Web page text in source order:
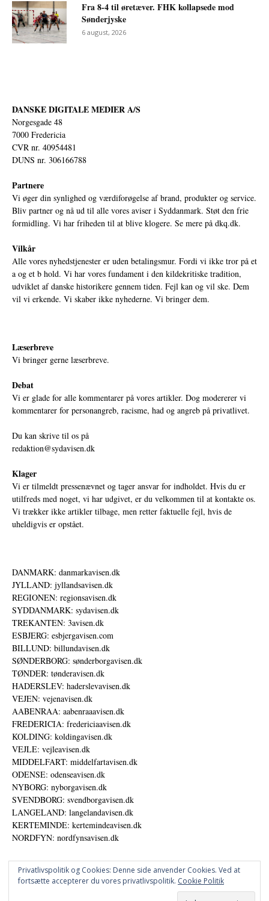
Fra 8-4 til øretæver. FHK kollapsede mod
Sønderjyske
6 august, 2026
DANSKE DIGITALE MEDIER A/S
Norgesgade 48
7000 Fredericia
CVR nr. 40954481
DUNS nr. 306166788
Partnere
Vi øger din synlighed og værdiforøgelse af brand, produkter og service.
Bliv partner og nå ud til alle vores aviser i Syddanmark. Støt den frie
formidling. Vi har friheden til at blive klogere. Se mere på dkq.dk.
Vilkår
Alle vores nyhedstjenester er uden betalingsmur. Fordi vi ikke tror på et
a og et b hold. Vi har vores fundament i den kildekritiske tradition,
udviklet af danske historikere gennem tiden. Fejl kan og vil ske. Dem
vil vi erkende. Vi skaber ikke nyhederne. Vi bringer dem.
Læserbreve
Vi bringer gerne læserbreve.
Debat
Vi er glade for alle kommentarer på vores artikler. Dog modererer vi
kommentarer for personangreb, racisme, had og angreb på privatlivet.
Du kan skrive til os på
redaktion@sydavisen.dk
Klager
Vi er tilmeldt pressenævnet og tager ansvar for indholdet. Hvis du er
utilfreds med noget, vi har udgivet, er du velkommen til at kontakte os.
Vi trækker ikke artikler tilbage, men retter faktuelle fejl, hvis de
uheldigvis er opstået.
DANMARK: danmarkavisen.dk
JYLLAND: jyllandsavisen.dk
REGIONEN: regionsavisen.dk
SYDDANMARK: sydavisen.dk
TREKANTEN: 3avisen.dk
ESBJERG: esbjergavisen.com
BILLUND: billundavisen.dk
SØNDERBORG: sønderborgavisen.dk
TØNDER: tønderavisen.dk
HADERSLEV: haderslevavisen.dk
VEJEN: vejenavisen.dk
AABENRAA: aabenraaavisen.dk
FREDERICIA: fredericiaavisen.dk
KOLDING: koldingavisen.dk
VEJLE: vejleavisen.dk
MIDDELFART: middelfartavisen.dk
ODENSE: odenseavisen.dk
NYBORG: nyborgavisen.dk
SVENDBORG: svendborgavisen.dk
LANGELAND: langelandavisen.dk
KERTEMINDE: kertemindeavisen.dk
NORDFYN: nordfynsavisen.dk
Privatlivspolitik og Cookies: Denne side anvender Cookies. Ved at
fortsætte accepterer du vores privatlivspolitik. Cookie Politik